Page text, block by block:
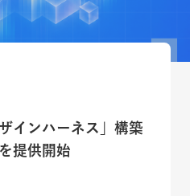
インハーネス」構築
提供開始